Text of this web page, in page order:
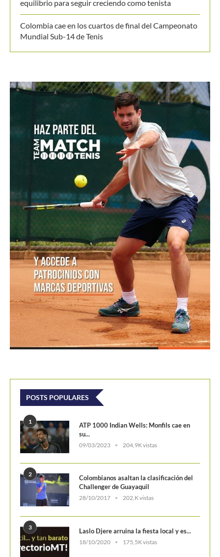
Últimos posts
Colombia se impone a Uruguay y sueña con la Billie
propuesta de cambiar el formato del tenis
¿Cómo se clasifica a la Davis Cup Jr. y Billie Jean King
Cup Jr. en el Campeonato Suramericano Sub-16?
Federico Gómez encuentra en China y España el
equilibrio para seguir creciendo como tenista
Colombia cae en los cuartos de final del Campeonato
Mundial Sub-14 de Tenis
POSTS POPULARES